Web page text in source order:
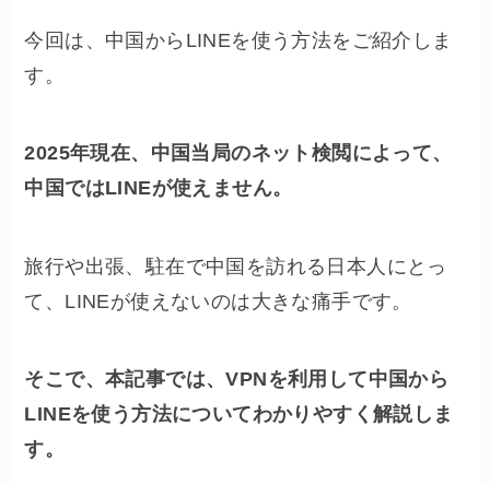
今回は、中国からLINEを使う方法をご紹介しま
す。
2025年現在、中国当局のネット検閲によって、
中国ではLINEが使えません。
旅行や出張、駐在で中国を訪れる日本人にとっ
て、LINEが使えないのは大きな痛手です。
そこで、本記事では、VPNを利用して中国から
LINEを使う方法についてわかりやすく解説しま
す。